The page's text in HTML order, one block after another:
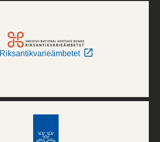
Riksantikvarieämbetet